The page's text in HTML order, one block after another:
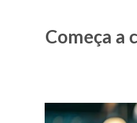
Começa a